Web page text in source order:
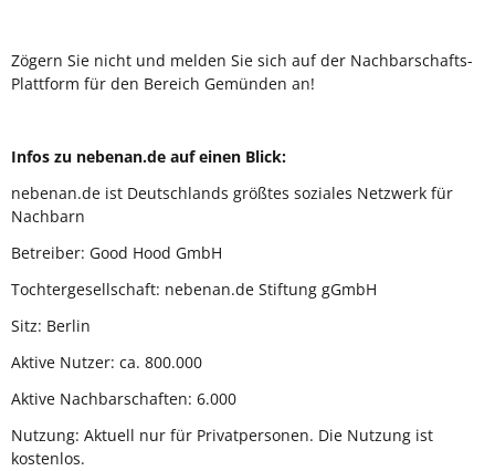
Zögern Sie nicht und melden Sie sich auf der Nachbarschafts-
Plattform für den Bereich Gemünden an!
Infos zu nebenan.de auf einen Blick:
nebenan.de ist Deutschlands größtes soziales Netzwerk für
Nachbarn
Betreiber: Good Hood GmbH
Tochtergesellschaft: nebenan.de Stiftung gGmbH
Sitz: Berlin
Aktive Nutzer: ca. 800.000
Aktive Nachbarschaften: 6.000
Nutzung: Aktuell nur für Privatpersonen. Die Nutzung ist
kostenlos.